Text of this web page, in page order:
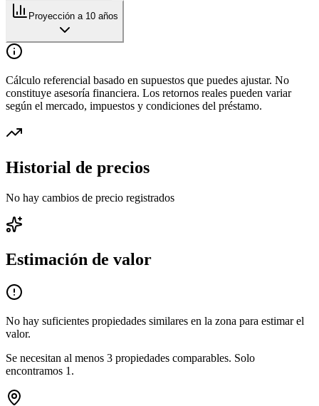
Proyección a 10 años
Cálculo referencial basado en supuestos que puedes ajustar. No
constituye asesoría financiera. Los retornos reales pueden variar
según el mercado, impuestos y condiciones del préstamo.
Historial de precios
No hay cambios de precio registrados
Estimación de valor
No hay suficientes propiedades similares en la zona para estimar el
valor.
Se necesitan al menos 3 propiedades comparables. Solo
encontramos 1 .